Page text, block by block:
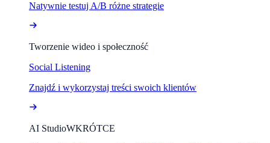
Natywnie testuj A/B różne strategie
Tworzenie wideo i społeczność
Social Listening
Znajdź i wykorzystaj treści swoich klientów
AI StudioWKRÓTCE